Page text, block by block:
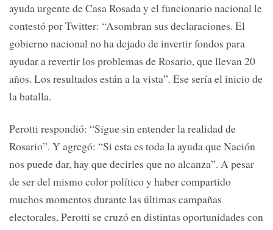
ayuda urgente de Casa Rosada y el funcionario nacional le
contestó por Twitter: “Asombran sus declaraciones. El
gobierno nacional no ha dejado de invertir fondos para
ayudar a revertir los problemas de Rosario, que llevan 20
años. Los resultados están a la vista”. Ese sería el inicio de
la batalla.
Perotti respondió: “Sigue sin entender la realidad de
Rosario”. Y agregó: “Si esta es toda la ayuda que Nación
nos puede dar, hay que decirles que no alcanza”. A pesar
de ser del mismo color político y haber compartido
muchos momentos durante las últimas campañas
electorales, Perotti se cruzó en distintas oportunidades con